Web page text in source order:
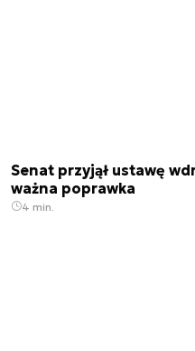
Senat przyjął ustawę
ważna poprawka
4 min.